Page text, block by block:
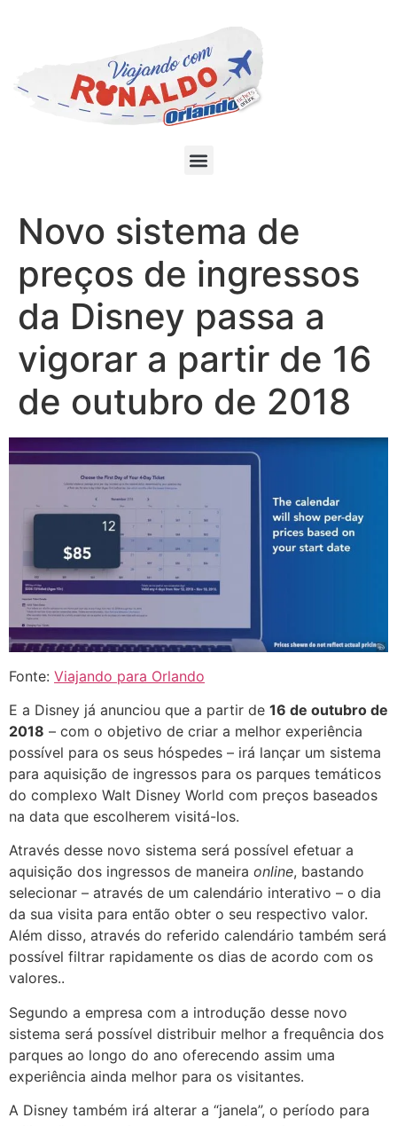
Novo sistema de
preços de ingressos
da Disney passa a
vigorar a partir de 16
de outubro de 2018
Fonte: Viajando para Orlando
E a Disney já anunciou que a partir de 16 de outubro de
2018 – com o objetivo de criar a melhor experiência
possível para os seus hóspedes – irá lançar um sistema
para aquisição de ingressos para os parques temáticos
do complexo Walt Disney World com preços baseados
na data que escolherem visitá-los.
Através desse novo sistema será possível efetuar a
aquisição dos ingressos de maneira online, bastando
selecionar – através de um calendário interativo – o dia
da sua visita para então obter o seu respectivo valor.
Além disso, através do referido calendário também será
possível filtrar rapidamente os dias de acordo com os
valores..
Segundo a empresa com a introdução desse novo
sistema será possível distribuir melhor a frequência dos
parques ao longo do ano oferecendo assim uma
experiência ainda melhor para os visitantes.
A Disney também irá alterar a “janela”, o período para